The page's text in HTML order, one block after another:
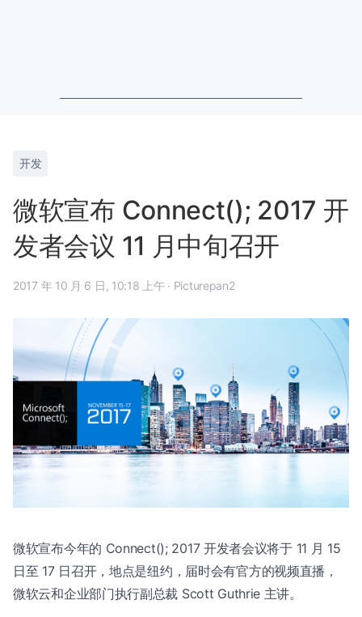
开发
微软宣布 Connect(); 2017 开
发者会议 11 月中旬召开
2017 年 10 月 6 日, 10:18 上午 · Picturepan2
微软宣布今年的 Connect(); 2017 开发者会议将于 11 月 15
日至 17 日召开，地点是纽约，届时会有官方的视频直播，
微软云和企业部门执行副总裁 Scott Guthrie 主讲。